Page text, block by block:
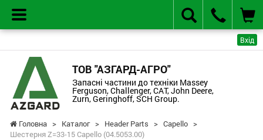
Вхід
ТОВ "АЗГАРД-АГРО"
Запасні частини до техніки Massey
Ferguson, Challenger, CAT, John Deere,
Zurn, Geringhoff, SCH Group.
Головна > Каталог > Header Parts > Capello >
Шестерня Z=33-15 Capello (04.5053.00)